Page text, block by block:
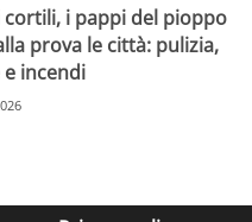
cortili, i pappi del pioppo
prova le città: pulizia,
incendi